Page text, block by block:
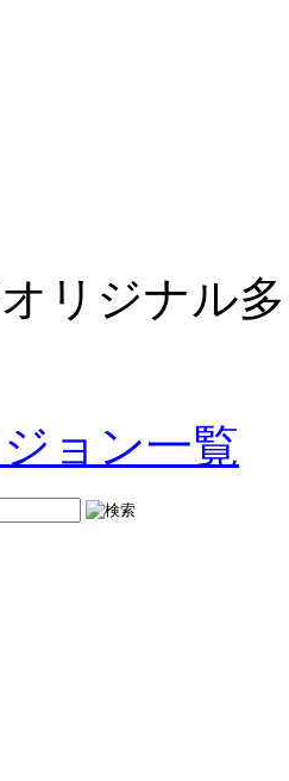
リジナル
ョン一覧